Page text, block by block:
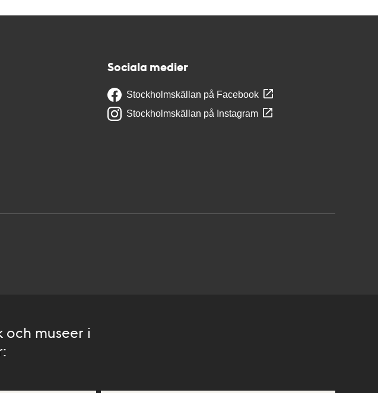
Sociala medier
Stockholmskällan på Facebook
Stockholmskällan på Instagram
museer i